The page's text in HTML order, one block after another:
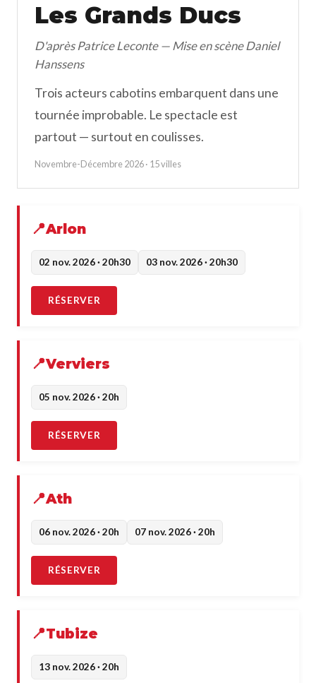
Les Grands Ducs
D'après Patrice Leconte — Mise en scène Daniel
Hanssens
Trois acteurs cabotins embarquent dans une
tournée improbable. Le spectacle est
partout — surtout en coulisses.
Novembre-Décembre 2026 · 15 villes
Arlon
02 nov. 2026 · 20h30 03 nov. 2026 · 20h30
RÉSERVER
Verviers
05 nov. 2026 · 20h
RÉSERVER
Ath
06 nov. 2026 · 20h 07 nov. 2026 · 20h
RÉSERVER
Tubize
13 nov. 2026 · 20h